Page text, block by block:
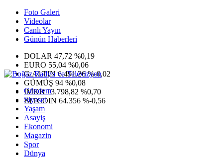
Foto Galeri
Videolar
Canlı Yayın
Günün Haberleri
DOLAR 47,72 %0,19
EURO 55,04 %0,06
G.ALTIN6.491,26 %-0,02
GÜMÜŞ 94 %0,08
IMKB13.798,82 %0,70
BITCOIN 64.356 %-0,56
Gündem
Siyaset
Yaşam
Asayiş
Ekonomi
Magazin
Spor
Dünya